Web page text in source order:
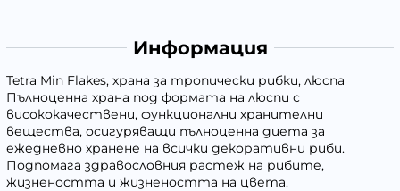
Информация
Tetra Min Flakes, храна за тропически рибки, люспа
Пълноценна храна под формата на люспи с
висококачествени, функционални хранителни
вещества, осигуряващи пълноценна диета за
ежедневно хранене на всички декоративни риби.
Подпомага здравословния растеж на рибите,
жизнеността и жизнеността на цвета.